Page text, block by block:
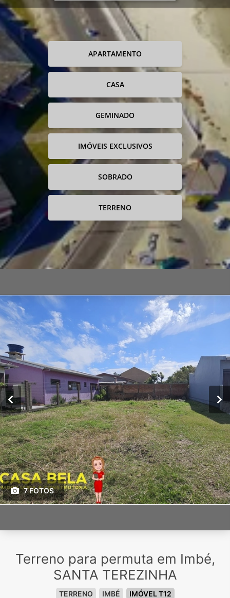
APARTAMENTO
CASA
GEMINADO
IMÓVEIS EXCLUSIVOS
SOBRADO
TERRENO
7 FOTOS
Terreno para permuta em Imbé,
SANTA TEREZINHA
TERRENO IMBÉ IMÓVEL T12